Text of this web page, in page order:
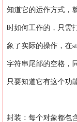
知道它的运作方式，
时如何工作的，只需
象了实际的操作，在
字符串尾部的空格，
只要知道它有这个功
封装：每个对象都包